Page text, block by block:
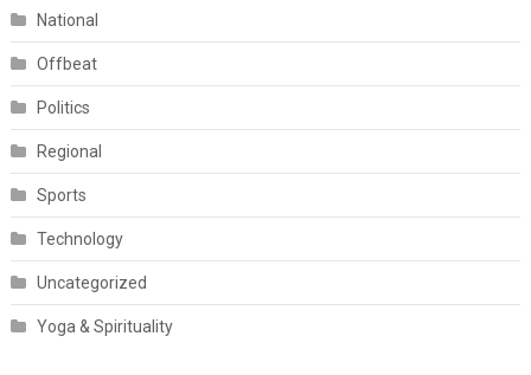
National
Offbeat
Politics
Regional
Sports
Technology
Uncategorized
Yoga & Spirituality